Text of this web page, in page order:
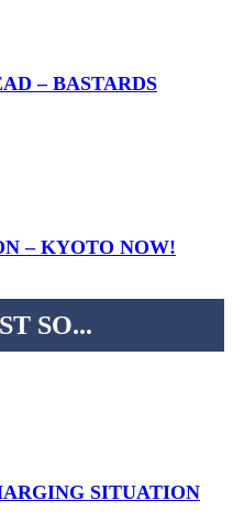
– BASTARDS
– KYOTO NOW!
SO...
SITUATION